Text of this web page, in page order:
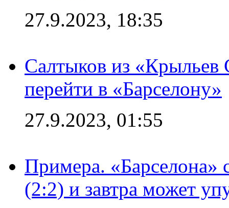
27.9.2023, 18:35
Салтыков из «Крыльев
перейти в «Барселону»
27.9.2023, 01:55
Примера. «Барселона»
(2:2) и завтра может